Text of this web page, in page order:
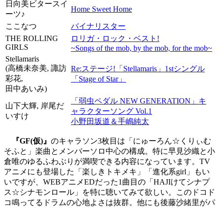
日向美ビタースイ
ーツ♪
Home Sweet Home
ここなつ
バイナリスター
THE ROLLING
GIRLS
ロリガ・ロック・ベスト!
~Songs of the mob, by the mob, for the mob~
Stellamaris
(高橋未奈美, 諏訪
彩花,
田中あいみ)
Re:ステージ!「Stellamaris」1stシングル
「Stage of Star」
山下大輝, 岸尾だ
いすけ
「弱虫ペダル NEW GENERATION」キ
ャラクターソング Vol.1
小野田坂道＆手嶋純太
『GF(仮)』 のキャラソン3枚目は「にゅーろん☆くりぃむ
そふと」楽曲とメンバーソロ中心の構成。特に早見沙織と小
倉唯のゆるふわぶりが満喫できる内容になっています。TV
アニメにも登場した「楽しきトキメキ」「進化系girl」もい
いですが、WEBアニメEDだった1曲目の「HAJIけてシナプ
ス☆シナモンロール」を特に聴いてみて欲しい。このドコド
コ鳴ってるドラムの心地よさは抜群。他にも後藤沙緒里がパ